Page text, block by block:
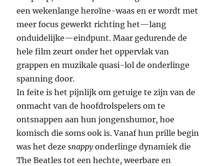
een wekenlange heroïne-waas en er wordt met
meer focus gewerkt richting het—lang
onduidelijke—eindpunt. Maar gedurende de
hele film zeurt onder het oppervlak van
grappen en muzikale quasi-lol de onderlinge
spanning door.
In feite is het pijnlijk om getuige te zijn van de
onmacht van de hoofdrolspelers om te
ontsnappen aan hun jongenshumor, hoe
komisch die soms ook is. Vanaf hun prille begin
was het dezesnappyonderlinge dynamiek die
The Beatles tot een hechte, weerbare en